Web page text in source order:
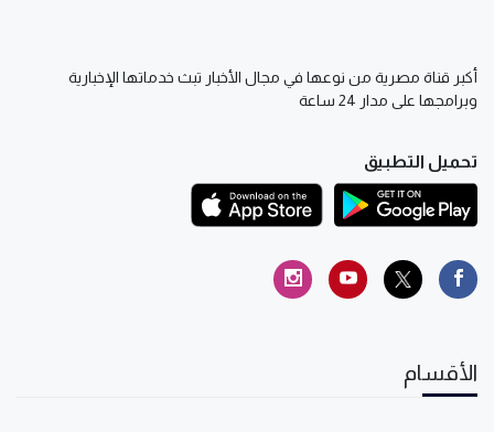
أكبر قناة مصرية من نوعها في مجال الأخبار تبث خدماتها الإخبارية
وبرامجها على مدار 24 ساعة
تحميل التطبيق
الأقسام